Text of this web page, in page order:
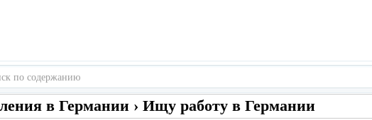
в Германии › Ищу работу в Германии